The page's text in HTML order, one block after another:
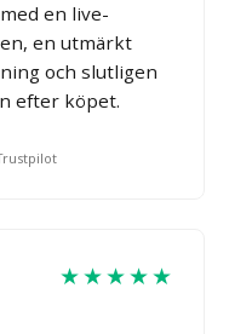
en live-
en utmärkt
och slutligen
efter köpet.
★★★★★